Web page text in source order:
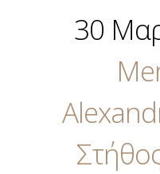
30